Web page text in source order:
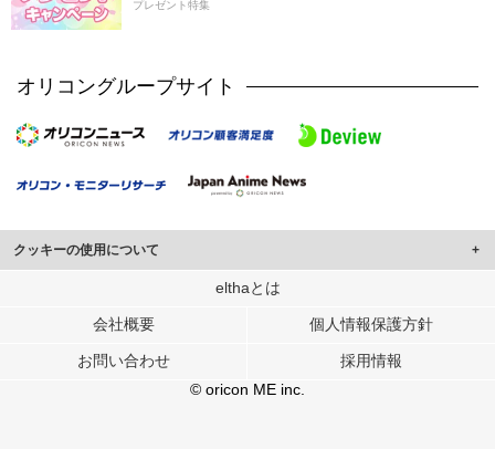
プレゼント特集
オリコングループサイト
クッキーの使用について
このサイトでは Cookie を使用して、ユーザーに合わせたコンテンツや広告の
行っています。
メディアや広告配信、データ解析の各パートナーに提供しています。
各パートナーは、この情報とユーザーが各パートナーに提供した他の情報や、
ユーザーが各パートナーのサービスを使用したときに収集した他の情報を組み
elthaとは
会社概要 個人情報保護方針
お問い合わせ
採用情報
© oricon ME inc.